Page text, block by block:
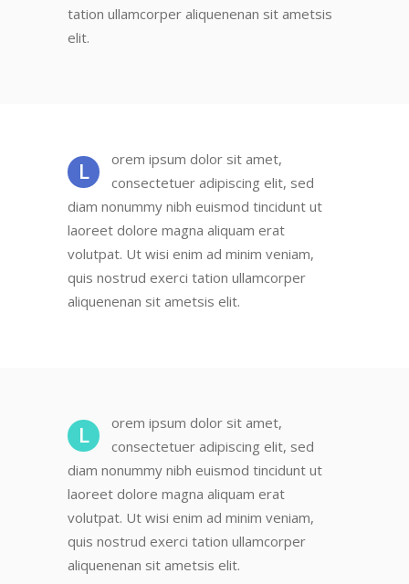
tation ullamcorper aliquenenan sit ametsis
elit.
L
orem ipsum dolor sit amet,
consectetuer adipiscing elit, sed
diam nonummy nibh euismod tincidunt ut
laoreet dolore magna aliquam erat
volutpat. Ut wisi enim ad minim veniam,
quis nostrud exerci tation ullamcorper
aliquenenan sit ametsis elit.
L
orem ipsum dolor sit amet,
consectetuer adipiscing elit, sed
diam nonummy nibh euismod tincidunt ut
laoreet dolore magna aliquam erat
volutpat. Ut wisi enim ad minim veniam,
quis nostrud exerci tation ullamcorper
aliquenenan sit ametsis elit.